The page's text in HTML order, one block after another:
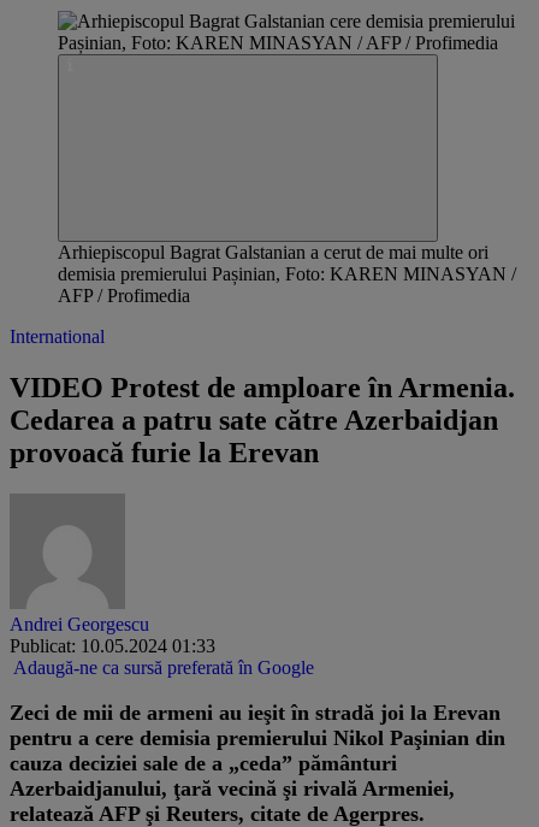
Arhiepiscopul Bagrat Galstanian a cerut de mai multe ori
demisia premierului Pașinian, Foto: KAREN MINASYAN /
AFP / Profimedia
International
VIDEO Protest de amploare în Armenia.
Cedarea a patru sate către Azerbaidjan
provoacă furie la Erevan
Andrei Georgescu
Publicat: 10.05.2024 01:33
Adaugă-ne ca sursă preferată în Google
Zeci de mii de armeni au ieşit în stradă joi la Erevan
pentru a cere demisia premierului Nikol Paşinian din
cauza deciziei sale de a „ceda” pământuri
Azerbaidjanului, ţară vecină şi rivală Armeniei,
relatează AFP şi Reuters, citate de Agerpres.